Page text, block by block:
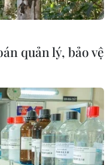
quản lý, bảo vệ